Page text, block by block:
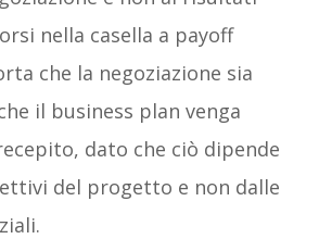
nella casella a payoff
che la negoziazione sia
il business plan venga
dato che ciò dipende
del progetto e non dalle